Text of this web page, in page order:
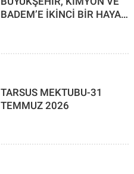
BADEM’E İKİNCİ BİR HAYAT
TARSUS MEKTUBU-31
TEMMUZ 2026